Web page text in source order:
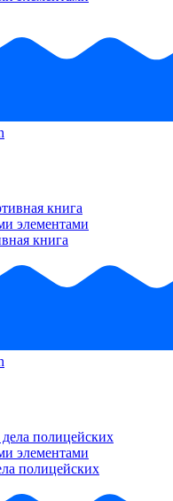
элементами
книга
элементами
полицейских